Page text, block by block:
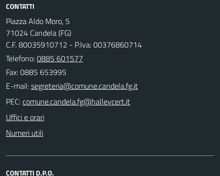
CONTATTI
Piazza Aldo Moro, 5
71024 Candela (FG)
C.F. 80035910712 - P.Iva: 00376860714
Telefono:0885 601577
Fax: 0885 653995
E-mail:
PEC:
Uffici e orari
Numeri utili
CONTATTI D.P.O.